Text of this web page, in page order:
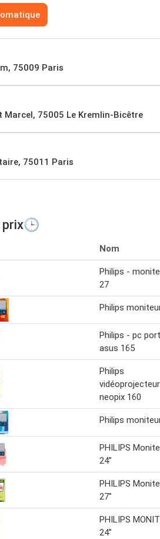
75009 Paris
Marcel, 75005 Le Kremlin-Bicêtre
75011 Paris
prix🕒
Nom
Philips -
27
Philips
Philips - pc
asus 165
Philips
vidéoprojecteur
neopix 160
Philips
PHILIPS
24”
PHILIPS
27"
PHILIPS
24”